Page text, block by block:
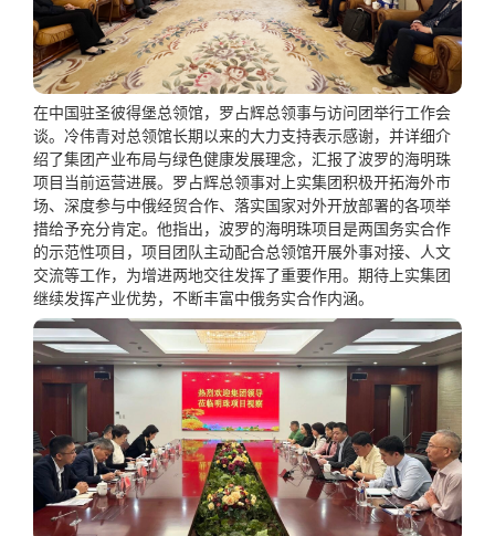
在中国驻圣彼得堡总领馆，罗占辉总领事与访问团举行工作会
谈。冷伟青对总领馆长期以来的大力支持表示感谢，并详细介
绍了集团产业布局与绿色健康发展理念，汇报了波罗的海明珠
项目当前运营进展。罗占辉总领事对上实集团积极开拓海外市
场、深度参与中俄经贸合作、落实国家对外开放部署的各项举
措给予充分肯定。他指出，波罗的海明珠项目是两国务实合作
的示范性项目，项目团队主动配合总领馆开展外事对接、人文
交流等工作，为增进两地交往发挥了重要作用。期待上实集团
继续发挥产业优势，不断丰富中俄务实合作内涵。